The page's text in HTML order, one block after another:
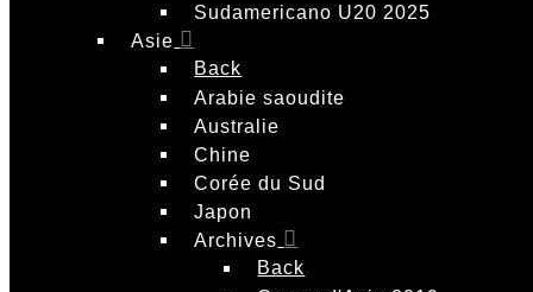
Sudamericano U20 2025
Asie
Back
Arabie saoudite
Australie
Chine
Corée du Sud
Japon
Archives
Back